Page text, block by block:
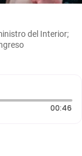
del Interior;
00:46